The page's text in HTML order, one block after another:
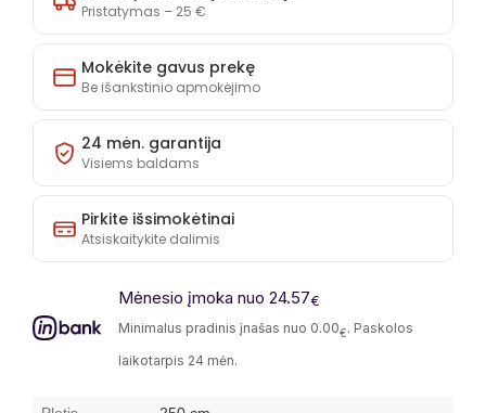
kiekį
kiekį
Pristatymas – 25 €
Mokėkite gavus prekę
Be išankstinio apmokėjimo
24 mėn. garantija
Visiems baldams
Pirkite išsimokėtinai
Atsiskaitykite dalimis
Mėnesio įmoka nuo 24.57€
Minimalus pradinis įnašas nuo 0.00€. Paskolos
laikotarpis 24 mėn.